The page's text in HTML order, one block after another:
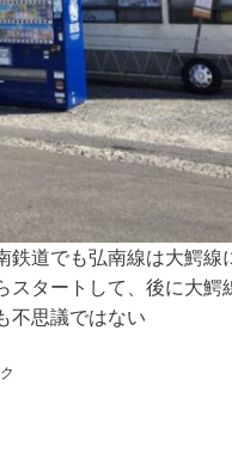
道でも弘南線は大鰐線
タートして、後に大鰐
不思議ではない